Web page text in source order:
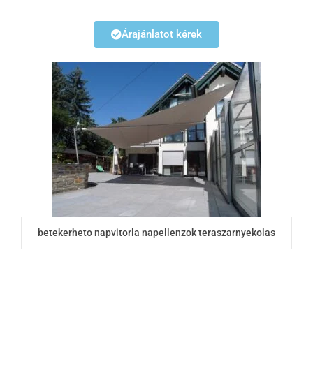
Árajánlatot kérek
betekerheto napvitorla napellenzok teraszarnyekolas